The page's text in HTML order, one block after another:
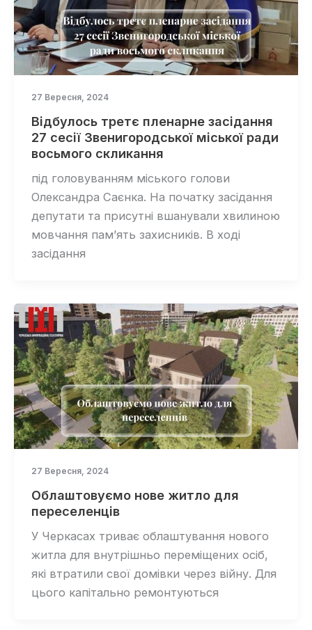
27 Вересня, 2024
Відбулось третє пленарне засідання
27 сесії Звенигородської міської ради
восьмого скликання
під головуванням міського голови
Олександра Саєнка. На початку засідання
депутати та присутні вшанували хвилиною
мовчання пам’ять захисників. В ході
засідання
27 Вересня, 2024
Облаштовуємо нове житло для
переселенців
У Черкасах триває облаштування нового
житла для внутрішньо переміщених осіб,
які втратили свої домівки через війну. Для
цього капітально ремонтуються